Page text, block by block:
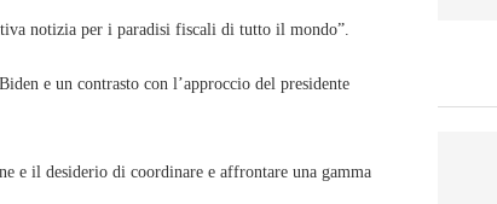
notizia per i paradisi fiscali di tutto il mondo”.
e un contrasto con l’approccio del presidente
e il desiderio di coordinare e affrontare una gamma